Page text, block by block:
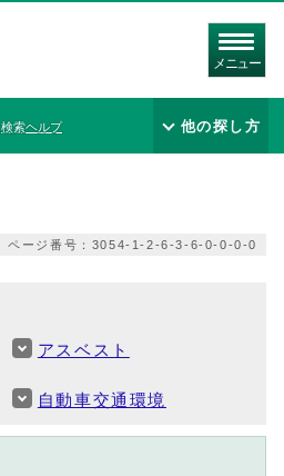
メニュー
検索ヘルプ 他の探し方
ページ番号：3054-1-2-6-3-6-0-0-0-0
アスベスト
自動車交通環境